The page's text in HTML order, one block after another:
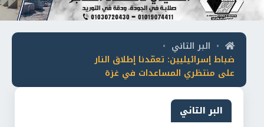
• البر التاني •
ضباط إسرائيليين: تعمّدنا إطلاق النار
على منتظري المساعدات في غزة
البر التاني